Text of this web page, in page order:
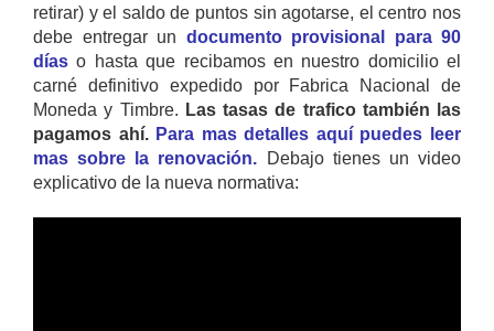
retirar) y el saldo de puntos sin agotarse, el centro nos
debe entregar un documento provisional para 90
días o hasta que recibamos en nuestro domicilio el
carné definitivo expedido por Fabrica Nacional de
Moneda y Timbre. Las tasas de trafico también las
pagamos ahí. Para mas detalles aquí puedes leer
mas sobre la renovación. Debajo tienes un video
explicativo de la nueva normativa: